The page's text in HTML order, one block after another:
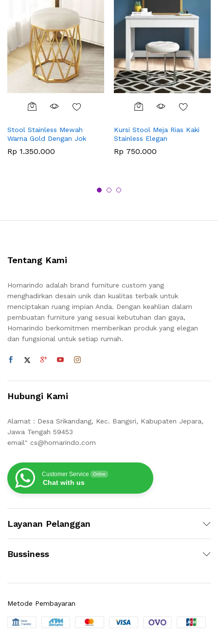
Stool Stainless Mewah
Warna Gold Dengan Jok
Rp 1.350.000
Kursi Stool Meja Rias Kaki
Stainless Elegan
Rp 750.000
Tentang Kami
Homarindo adalah brand furniture custom yang
menghadirkan desain unik dan kualitas terbaik untuk
menciptakan ruang impian Anda. Dengan keahlian dalam
pembuatan furniture yang sesuai kebutuhan dan gaya,
Homarindo berkomitmen memberikan produk yang elegan
dan fungsional untuk setiap rumah.
Hubungi Kami
Alamat : Desa Srikandang, Kec. Bangsri, Kabupaten Jepara,
Jawa Tengah 59453
email" cs@homarindo.com
Customer Service Online
Chat with us
Layanan Pelanggan
Bussiness
Metode Pembayaran